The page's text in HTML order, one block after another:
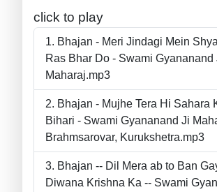
click to play
Bhajan - Meri Jindagi Mein
Ras Bhar Do - Swami Gyananand
Maharaj.mp3
Bhajan - Mujhe Tera Hi Sahara
Bihari - Swami Gyananand Ji
Brahmsarovar, Kurukshetra.mp3
Bhajan -- Dil Mera ab to Ban
Diwana Krishna Ka -- Swami